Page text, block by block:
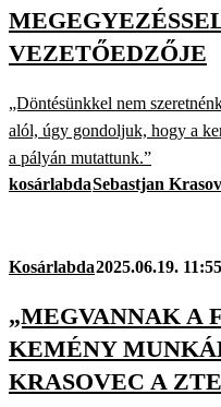
VEZETŐEDZŐJE
„Döntésünkkel nem
alól, úgy gondoljuk, hogy a
a pályán mutattunk.”
kosárlabdaSebastjan
Kosárlabda2025.06.19. 11:55
„MEGVANNAK A
KEMÉNY
KRASOVEC A